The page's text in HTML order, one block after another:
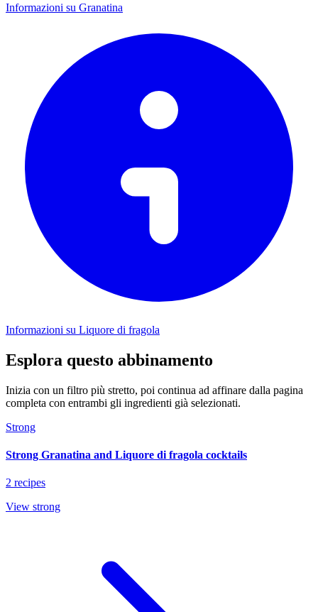
Informazioni su Granatina
Informazioni su Liquore di fragola
Esplora questo abbinamento
Inizia con un filtro più stretto, poi continua ad affinare dalla pagina
completa con entrambi gli ingredienti già selezionati.
Strong
Strong Granatina and Liquore di fragola cocktails
2 recipes
View strong